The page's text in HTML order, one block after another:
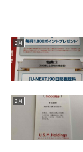
2月
2月